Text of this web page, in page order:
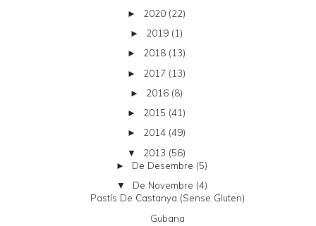
► 2020 (22)
► 2019 (1)
► 2018 (13)
► 2017 (13)
► 2016 (8)
► 2015 (41)
► 2014 (49)
▼ 2013 (56)
► De Desembre (5)
▼ De Novembre (4)
Pastís De Castanya (sense Gluten)
Gubana